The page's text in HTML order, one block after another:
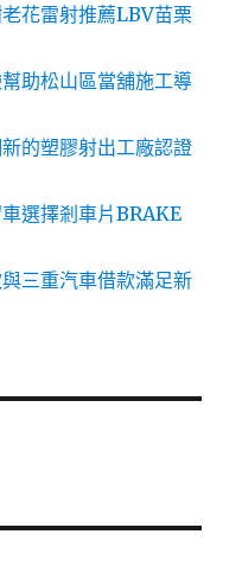
花雷射推薦LBV苗栗
助松山區當舖施工導
的塑膠射出工廠認證
選擇剎車片BRAKE
三重汽車借款滿足新